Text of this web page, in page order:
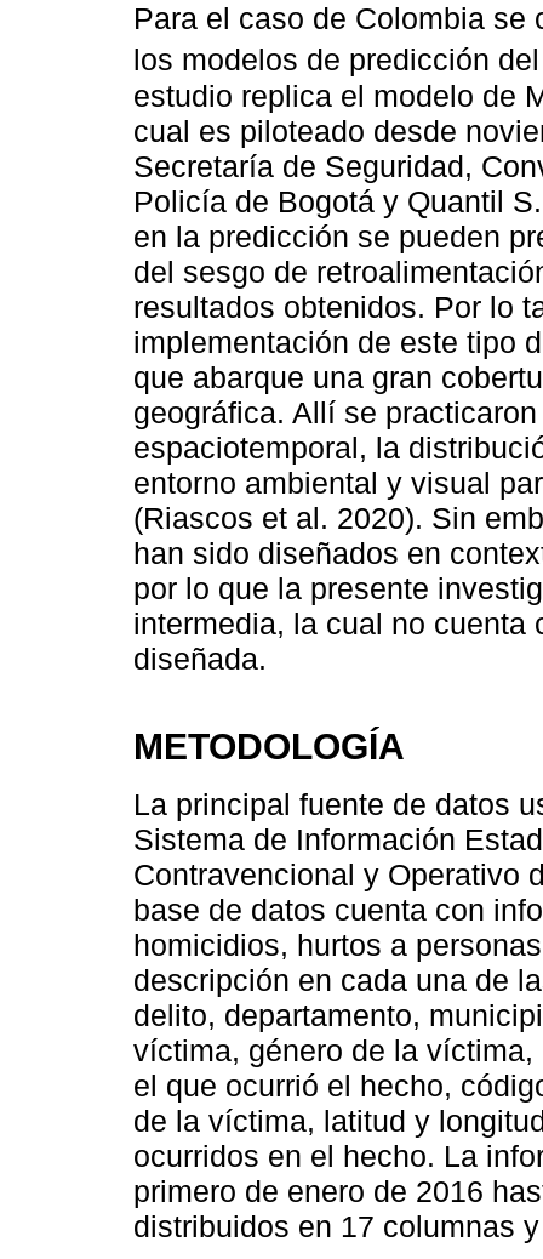
Para el caso de Colombia se
los modelos de predicción
estudio replica el modelo de
cual es piloteado desde
Secretaría de Seguridad,
Policía de Bogotá y Quantil
en la predicción se pueden
del sesgo de
resultados obtenidos. Por lo
implementación de este tipo
que abarque una gran
geográfica. Allí se
espaciotemporal, la
entorno ambiental y visual
(Riascos et al. 2020). Sin
han sido diseñados en
por lo que la presente
intermedia, la cual no cuenta
diseñada.
METODOLOGÍA
La principal fuente de datos
Sistema de Información
Contravencional y Operativo
base de datos cuenta con
homicidios, hurtos a
descripción en cada una de
delito, departamento,
víctima, género de la
el que ocurrió el hecho,
de la víctima, latitud y
ocurridos en el hecho. La
primero de enero de 2016
distribuidos en 17 columnas